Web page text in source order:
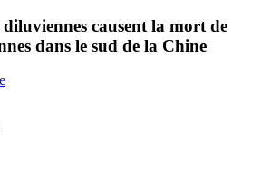
diluviennes causent la mort de
dans le sud de la Chine